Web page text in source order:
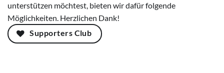
unterstützen möchtest, bieten wir dafür folgende
Möglichkeiten. Herzlichen Dank!
Supporters Club